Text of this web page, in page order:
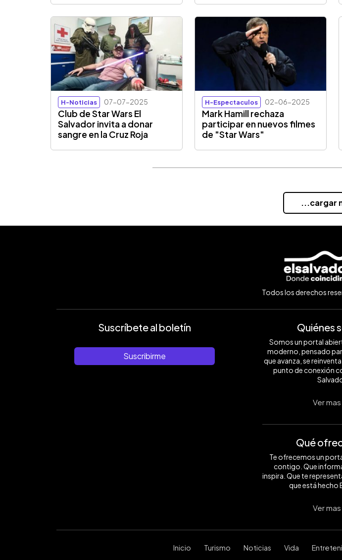
H-Noticias 07-07-2025
Club de Star Wars El
Salvador invita a donar
sangre en la Cruz Roja
H-Espectaculos 02-06-2025
Mark Hamill rechaza
participar en nuevos filmes
de "Star Wars"
...cargar
Todos los derechos
Suscríbete al boletín
Suscribirme
Quiénes
Somos un portal
moderno, pensado
que avanza, se
punto de conexión
Ver
Qué
Te ofrecemos un
contigo. Que
inspira. Que te
que está hecho
Ver
Inicio Turismo Noticias Vida